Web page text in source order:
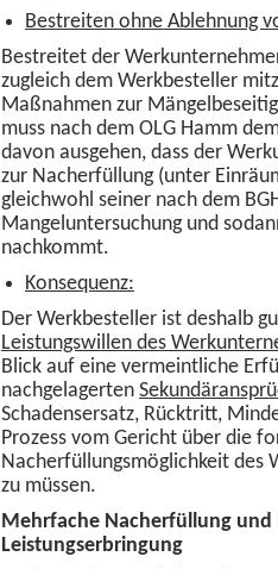
Bestreiten ohne Ablehnung
Bestreitet der
zugleich dem Werkbesteller
Maßnahmen zur
muss nach dem OLG Hamm
davon ausgehen, dass der
zur Nacherfüllung (unter
gleichwohl seiner nach dem
Mangeluntersuchung und
nachkommt.
Konsequenz:
Der Werkbesteller ist deshalb
Leistungswillen des
Blick auf eine vermeintliche
nachgelagerten
Schadensersatz, Rücktritt,
Prozess vom Gericht über die
Nacherfüllungsmöglichkeit des
zu müssen.
Mehrfache Nacherfüllung und
Leistungserbringung